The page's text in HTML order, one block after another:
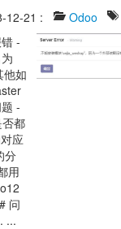
12-21 : Odoo
-
他如
-
都
应
分
用
问
...